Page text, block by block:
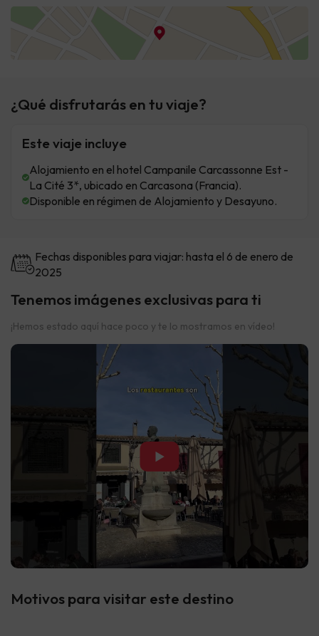
¿Qué disfrutarás en tu viaje?
Este viaje incluye
Alojamiento en el hotel Campanile Carcassonne Est -
La Cité 3*, ubicado en Carcasona (Francia).
Disponible en régimen de Alojamiento y Desayuno.
Fechas disponibles para viajar: hasta el 6 de enero de
2025
Tenemos imágenes exclusivas para ti
¡Hemos estado aquí hace poco y te lo mostramos en vídeo!
▶
Motivos para visitar este destino